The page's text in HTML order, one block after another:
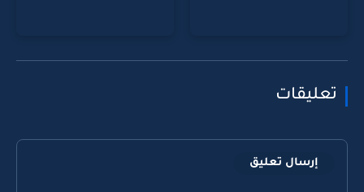
تعليقات
إرسال تعليق